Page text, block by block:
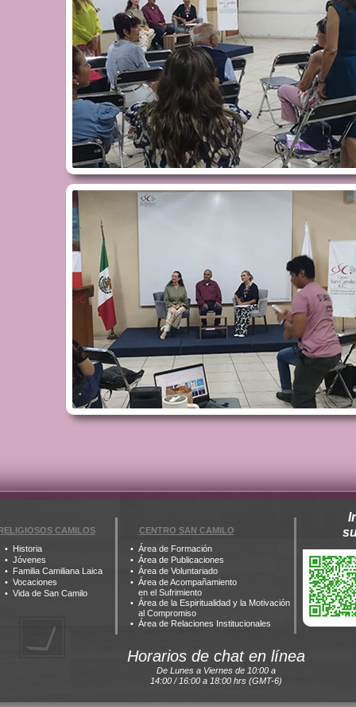
CAMILOS
Historia
Jóvenes
Familia Camiliana Laica
Vocaciones
Vida de San Camilo
CENTRO SAN CAMILO
Área de Formación
Área de Publicaciones
Área de Voluntariado
Área de Acompañamiento
en el Sufrimiento
Área de la Espiritualidad y la Motivación
al Compromiso
Área de Relaciones Institucionales
Horarios de chat en línea
De Lunes a Viernes de 10:00 a
14:00 / 16:00 a 18:00 hrs (GMT-6)